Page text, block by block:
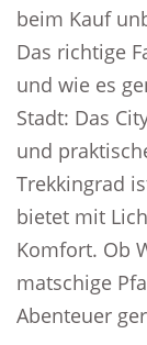
beim Kauf
Das richtige
und wie es
Stadt: Das
und
Trekkingrad
bietet mit
Komfort. Ob
matschige
Abenteuer